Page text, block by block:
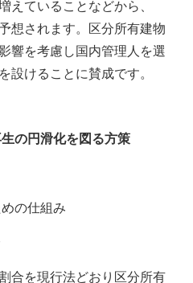
えていることなどから、
想されます。区分所有建物
響を考慮し国内管理人を選
設けることに賛成です。
の円滑化を図る方策
の仕組み
合を現行法どおり区分所有